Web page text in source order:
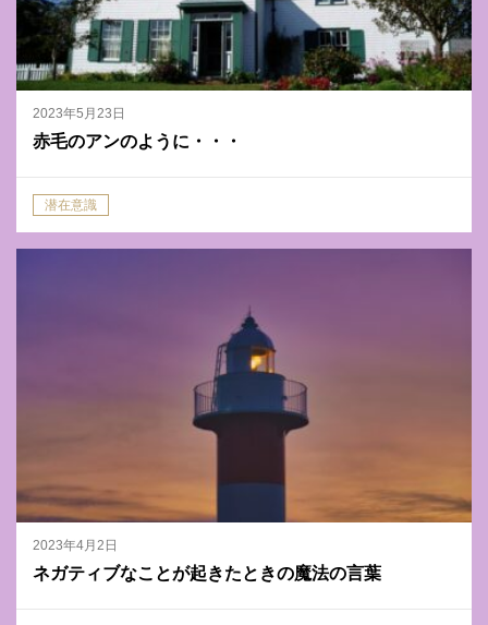
2023年5月23日
赤毛のアンのように・・・
潜在意識
2023年4月2日
ネガティブなことが起きたときの魔法の言葉